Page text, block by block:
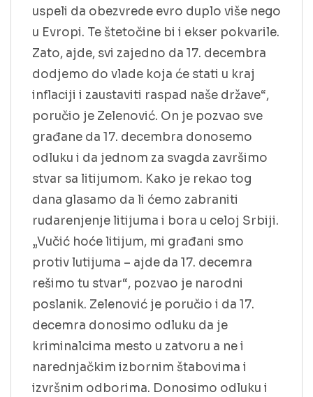
uspeli da obezvrede evro duplo više nego
u Evropi. Te štetočine bi i ekser pokvarile.
Zato, ajde, svi zajedno da 17. decembra
dodjemo do vlade koja će stati u kraj
inflaciji i zaustaviti raspad naše države“,
poručio je Zelenović. On je pozvao sve
građane da 17. decembra donosemo
odluku i da jednom za svagda završimo
stvar sa litijumom. Kako je rekao tog
dana glasamo da li ćemo zabraniti
rudarenjenje litijuma i bora u celoj Srbiji.
„Vučić hoće litijum, mi građani smo
protiv lutijuma – ajde da 17. decemra
rešimo tu stvar“, pozvao je narodni
poslanik. Zelenović je poručio i da 17.
decemra donosimo odluku da je
kriminalcima mesto u zatvoru a ne i
narednjačkim izbornim štabovima i
izvršnim odborima. Donosimo odluku i